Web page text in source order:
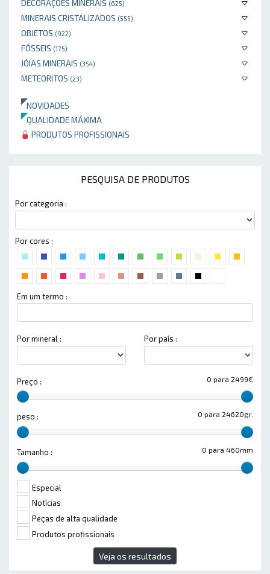
DECORAÇÕES MINERAIS (625)
MINERAIS CRISTALIZADOS (555)
OBJETOS (922)
FÓSSEIS (175)
JÓIAS MINERAIS (354)
METEORITOS (23)
NOVIDADES
QUALIDADE MÁXIMA
PRODUTOS PROFISSIONAIS
PESQUISA DE PRODUTOS
Por categoria :
Por cores :
Em um termo :
Por mineral : Por país :
0 para 2499€
Preço :
0 para 24620gr.
peso :
0 para 460mm
Tamanho :
Especial
Notícias
Peças de alta qualidade
Produtos profissionais
Veja os resultados